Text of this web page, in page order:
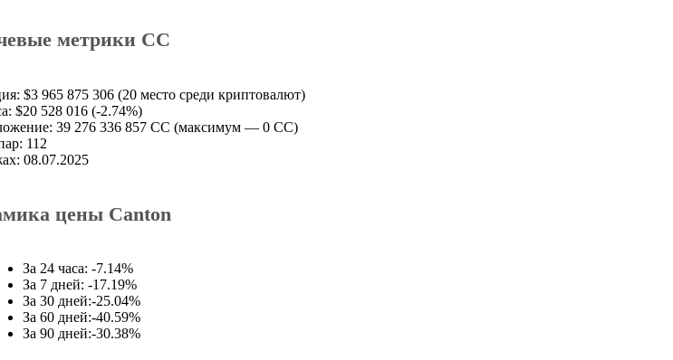
метрики CC
$3 965 875 306 (20 место среди криптовалют)
$20 528 016 (-2.74%)
39 276 336 857 CC (максимум — 0 CC)
112
08.07.2025
цены Canton
За 24 часа: -7.14%
За 7 дней: -17.19%
За 30 дней:-25.04%
За 60 дней:-40.59%
За 90 дней:-30.38%